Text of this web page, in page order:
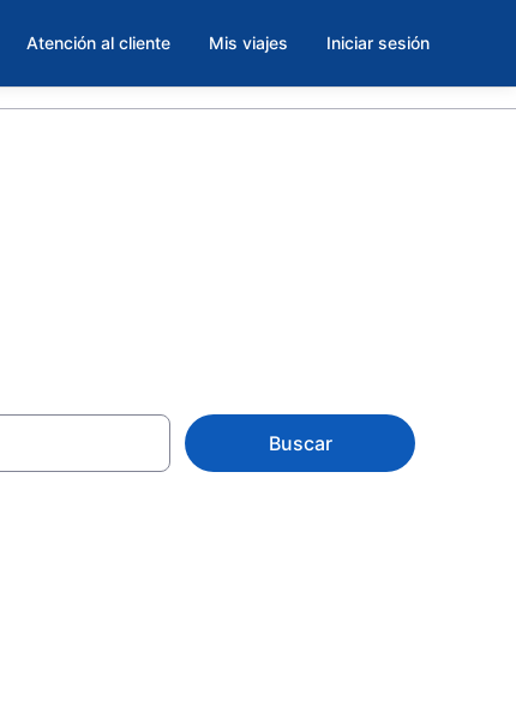
Atención al cliente Mis viajes Iniciar sesión
Buscar